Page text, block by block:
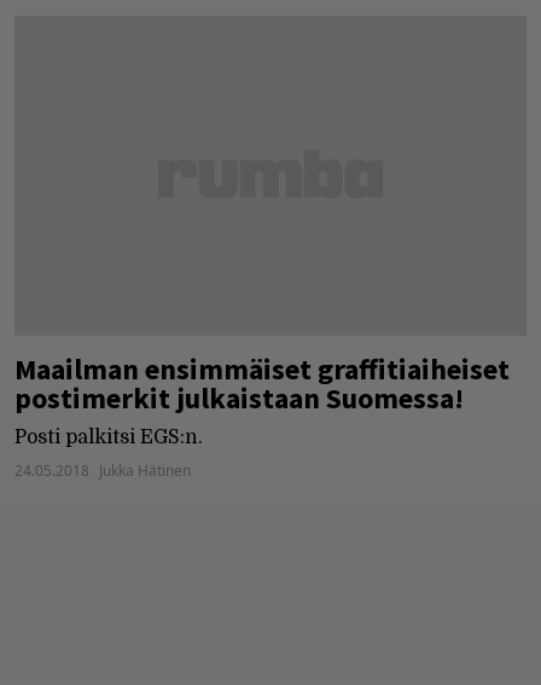
Maailman ensimmäiset graffitiaiheiset
postimerkit julkaistaan Suomessa!
Posti palkitsi EGS:n.
24.05.2018 Jukka Hätinen